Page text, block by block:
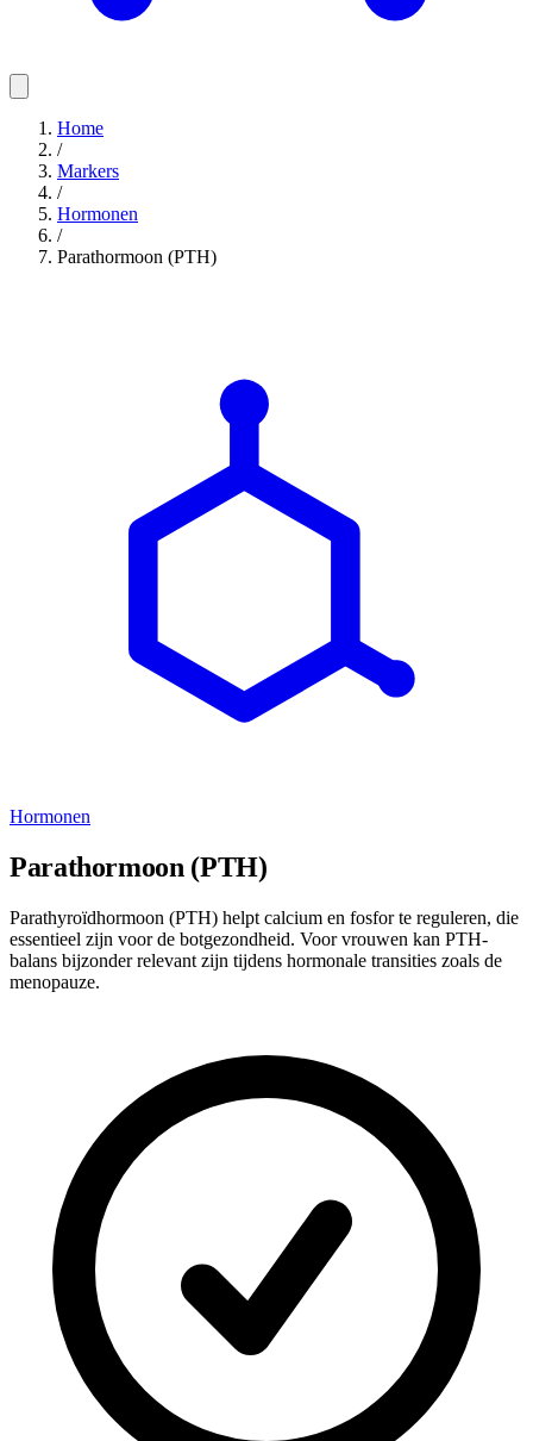
Home
/
Markers
/
Hormonen
/
Parathormoon (PTH)
Hormonen
Parathormoon (PTH)
Parathyroïdhormoon (PTH) helpt calcium en fosfor te reguleren, die
essentieel zijn voor de botgezondheid. Voor vrouwen kan PTH-
balans bijzonder relevant zijn tijdens hormonale transities zoals de
menopauze.